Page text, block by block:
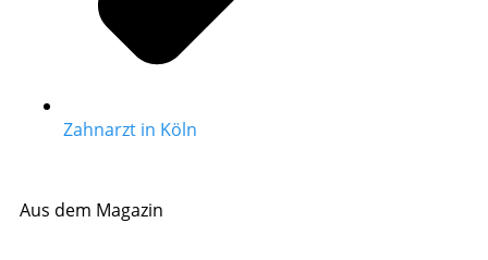
Zahnarzt in Köln
Aus dem Magazin